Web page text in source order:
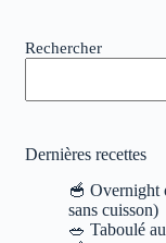
Rechercher
Dernières recettes
🥣 Overnight
sans cuisson)
🥗 Taboulé